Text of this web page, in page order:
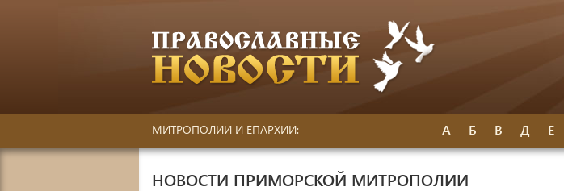
МИТРОПОЛИИ И ЕПАРХИИ: А Б В Д Е
НОВОСТИ ПРИМОРСКОЙ МИТРОПОЛИИ